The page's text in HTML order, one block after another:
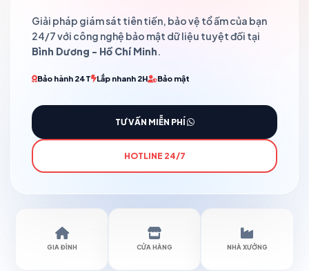
Giải pháp giám sát tiên tiến, bảo vệ tổ ấm của bạn
24/7 với công nghệ bảo mật dữ liệu tuyệt đối tại
Bình Dương - Hồ Chí Minh.
Bảo hành 24T Lắp nhanh 2H Bảo mật
TƯ VẤN MIỄN PHÍ
HOTLINE 24/7
GIA ĐÌNH CỬA HÀNG NHÀ XƯỞNG